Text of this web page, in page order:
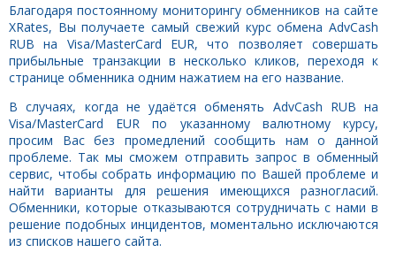
Благодаря постоянному мониторингу обменников на сайте
XRates, Вы получаете самый свежий курс обмена AdvCash
RUB на Visa/MasterCard EUR, что позволяет совершать
прибыльные транзакции в несколько кликов, переходя к
странице обменника одним нажатием на его название.
В случаях, когда не удаётся обменять AdvCash RUB на
Visa/MasterCard EUR по указанному валютному курсу,
просим Вас без промедлений сообщить нам о данной
проблеме. Так мы сможем отправить запрос в обменный
сервис, чтобы собрать информацию по Вашей проблеме и
найти варианты для решения имеющихся разногласий.
Обменники, которые отказываются сотрудничать с нами в
решение подобных инцидентов, моментально исключаются
из списков нашего сайта.